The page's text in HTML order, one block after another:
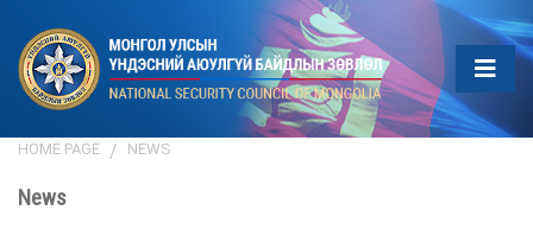
HOME PAGE NEWS
News